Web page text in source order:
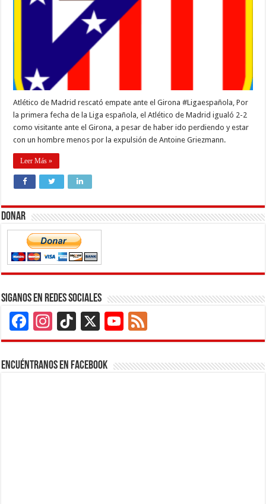
Atlético de Madrid rescató empate ante el Girona #Ligaespañola, Por
la primera fecha de la Liga española, el Atlético de Madrid igualó 2-2
como visitante ante el Girona, a pesar de haber ido perdiendo y estar
con un hombre menos por la expulsión de Antoine Griezmann.
Leer Más »
Donar
Siganos en Redes Sociales
Facebook
Instagram
TikTok
X
YouTube
Channel
Encuéntranos en Facebook